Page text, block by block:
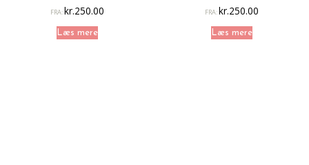
FRA:kr.250.00
Læs mere
FRA:kr.250.00
Læs mere